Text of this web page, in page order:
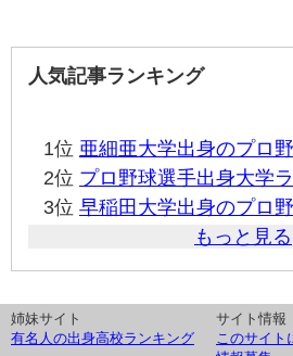
人気記事ランキング
1位 亜細亜大学出身のプロ
2位 プロ野球選手出身大学
3位 早稲田大学出身のプロ
もっと見る
姉妹サイト
有名人の出身高校ランキング
サイト情報
このサイト